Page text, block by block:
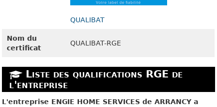
QUALIBAT
Nom du
certificat
QUALIBAT-RGE
Liste des qualifications RGE de
l'entreprise
L'entreprise ENGIE HOME SERVICES de ARRANCY a